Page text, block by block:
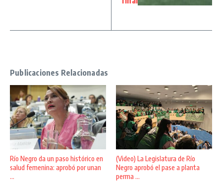
Publicaciones Relacionadas
Río Negro da un paso histórico en
salud femenina: aprobó por unan
...
(Video) La Legislatura de Río
Negro aprobó el pase a planta
perma ...